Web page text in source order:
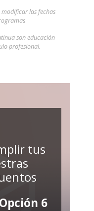
las fechas
son educación
profesional.
tus
6